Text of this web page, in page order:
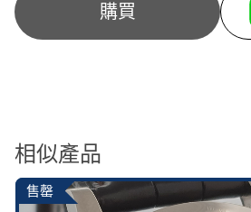
購買
相似產品
售罄